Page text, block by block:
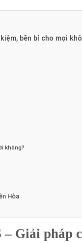
bền bỉ cho mọi
không?
Hòa
Giải pháp